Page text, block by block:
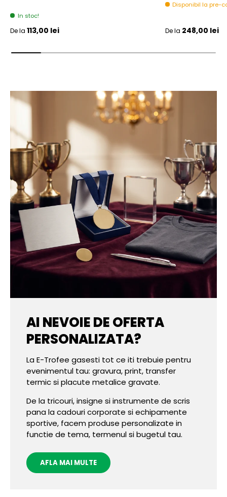
In stoc!
Pret initial
De la 113,00 lei
Disponibil la pre-
Pret initial
De la 248,00 lei
AI NEVOIE DE OFERTA
PERSONALIZATA?
La E-Trofee gasesti tot ce iti trebuie pentru
evenimentul tau: gravura, print, transfer
termic si placute metalice gravate.
De la tricouri, insigne si instrumente de scris
pana la cadouri corporate si echipamente
sportive, facem produse personalizate in
functie de tema, termenul si bugetul tau.
AFLA MAI MULTE